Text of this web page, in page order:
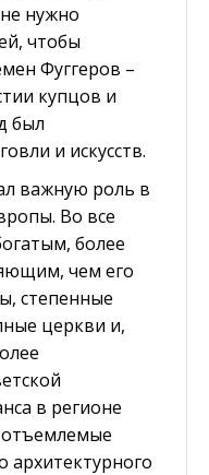
нужно
чтобы
Фуггеров –
купцов и
был
и искусств.
важную роль в
Во все
более
чем его
степенные
церкви и,
в регионе
архитектурного